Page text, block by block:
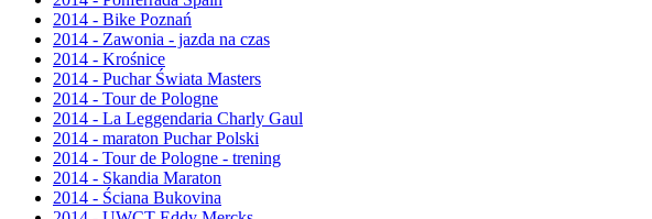
2014 - Bike Poznań
2014 - Zawonia - jazda na czas
2014 - Krośnice
2014 - Puchar Świata Masters
2014 - Tour de Pologne
2014 - La Leggendaria Charly Gaul
2014 - maraton Puchar Polski
2014 - Tour de Pologne - trening
2014 - Skandia Maraton
2014 - Ściana Bukovina